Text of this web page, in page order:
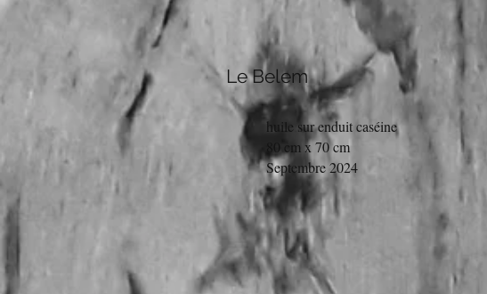
Le Belem
huile sur enduit caséine
80 cm x 70 cm
Septembre 2024